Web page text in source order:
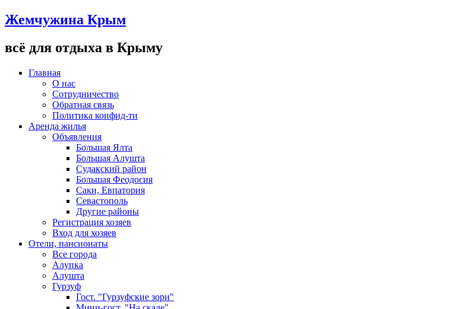
Жемчужина Крым
всё для отдыха в Крыму
Главная
О нас
Сотрудничество
Обратная связь
Политика конфид-ти
Аренда жилья
Объявления
Большая Ялта
Большая Алушта
Судакский район
Большая Феодосия
Саки, Евпатория
Севастополь
Другие районы
Регистрация хозяев
Вход для хозяев
Отели, пансионаты
Все города
Алупка
Алушта
Гурзуф
Гост. "Гурзуфские зори"